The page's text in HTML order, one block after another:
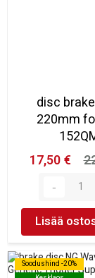
disc
220mm
17,50 €
Lisää
Soodushind -20%
Soodushind -20%